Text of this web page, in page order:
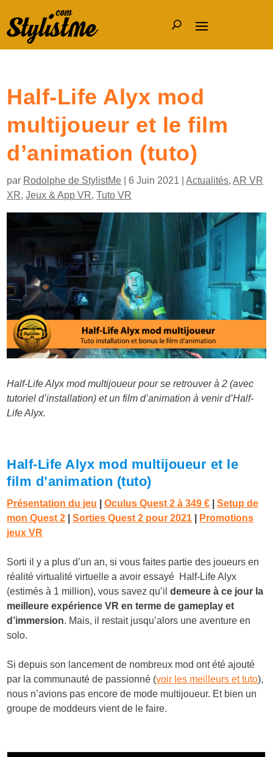
Half-Life Alyx mod
multijoueur et le film
d’animation (tuto)
par Rodolphe de StylistMe |6 Juin 2021 |Actualités,AR VR
XR,Jeux & App VR,Tuto VR
Half-Life Alyx mod multijoueur pour se retrouver à 2 (avec
tutoriel d’installation) et un film d’animation à venir d’Half-
Life Alyx.
Half-Life Alyx mod multijoueur et le
film d’animation (tuto)
Présentation du jeu |Oculus Quest 2 à 349 € |Setup de
mon Quest 2 |Sorties Quest 2 pour 2021
Promotions
jeux VR
Sorti il y a plus d’un an, si vous faites partie des joueurs en
réalité virtualité virtuelle a avoir essayé Half-Life Alyx
(estimés à 1 million), vous savez qu’ildemeure à ce jour la
meilleure expérience VR en terme de gameplay et
d’immersion. Mais, il restait jusqu’alors une aventure en
solo.
Si depuis son lancement de nombreux mod ont été ajouté
par la communauté de passionné (voir les meilleurs et tuto),
nous n’avions pas encore de mode multijoueur. Et bien un
groupe de moddeurs vient de le faire.